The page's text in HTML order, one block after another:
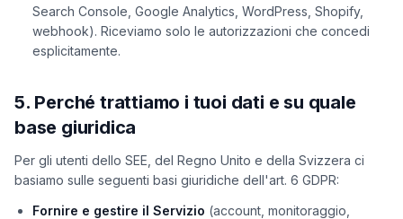
Search Console, Google Analytics, WordPress, Shopify,
webhook). Riceviamo solo le autorizzazioni che concedi
esplicitamente.
5. Perché trattiamo i tuoi dati e su quale
base giuridica
Per gli utenti dello SEE, del Regno Unito e della Svizzera ci
basiamo sulle seguenti basi giuridiche dell'art. 6 GDPR:
Fornire e gestire il Servizio (account, monitoraggio,